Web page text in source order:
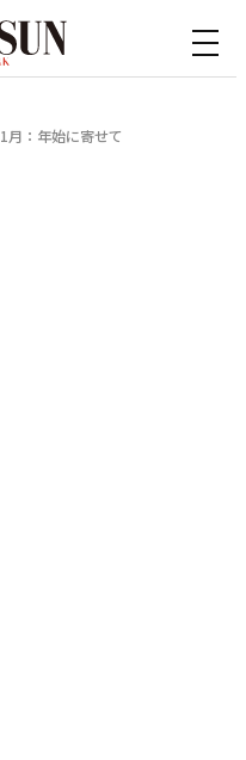
1月：年始に寄せて